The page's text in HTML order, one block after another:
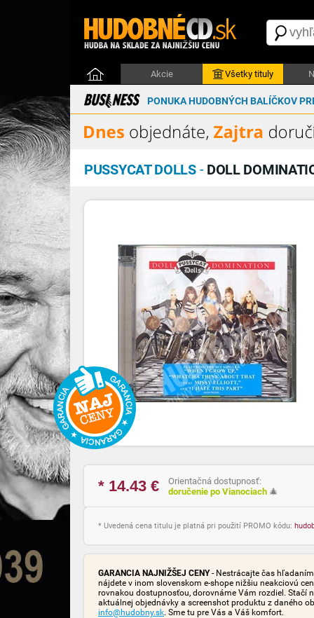
Akcie Všetky tituly
PONUKA HUDOBNÝCH BALÍČKOV
PUSSYCAT DOLLS- DOLL
* 14.43 €
Orientačná dostupnosť:
doručenie po Vianociach 🎄
* Uvedená cena titulu je platná pri použití PROMO kódu:
GARANCIA NAJNIŽŠEJ CENY- Nestrácajte čas
nájdete v inom slovenskom e-shope nižšiu neakciovú
rovnakou dostupnosťou, dorovnáme Vám rozdiel. Stačí
aktuálnej objednávky a screenshot produktu z daného
info@hudobny.sk. Sme tu pre Vás a Váš komfort.